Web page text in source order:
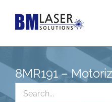
8MR191 –
for: